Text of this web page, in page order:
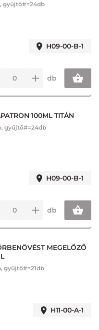
gyűjtő#=24db
H09-00-B-1
db
100ML TITÁN
gyűjtő#=24db
H09-00-B-1
db
MEGELŐZŐ
gyűjtő#=21db
H11-00-A-1